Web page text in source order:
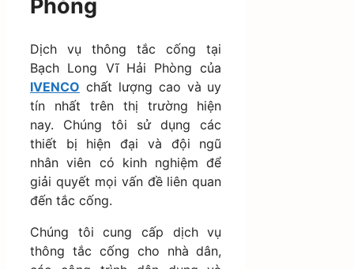
Phòng
Dịch vụ thông tắc cống tại
Bạch Long Vĩ Hải Phòng của
IVENCO chất lượng cao và uy
tín nhất trên thị trường hiện
nay. Chúng tôi sử dụng các
thiết bị hiện đại và đội ngũ
nhân viên có kinh nghiệm để
giải quyết mọi vấn đề liên quan
đến tắc cống.
Chúng tôi cung cấp dịch vụ
thông tắc cống cho nhà dân,